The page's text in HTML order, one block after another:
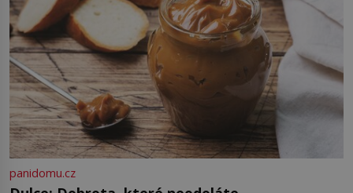
Sapanta, nedaleko hranic […]
panidomu.cz